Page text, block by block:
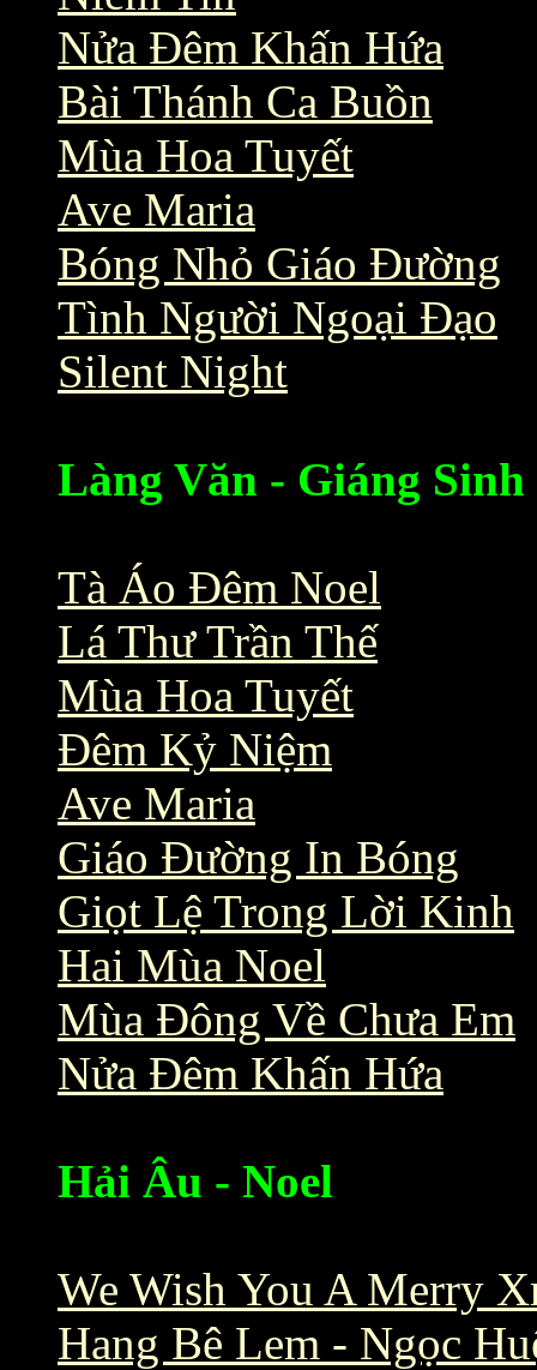
Nửa Đêm Khấn Hứa
Bài Thánh Ca Buồn
Mùa Hoa Tuyết
Ave Maria
Bóng Nhỏ Giáo Đường
Tình Người Ngoại Đạo
Silent Night
Làng Văn - Giáng Sinh
Tà Áo Đêm Noel
Lá Thư Trần Thế
Mùa Hoa Tuyết
Đêm Kỷ Niệm
Ave Maria
Giáo Đường In Bóng
Giọt Lệ Trong Lời Kinh
Hai Mùa Noel
Mùa Đông Về Chưa Em
Nửa Đêm Khấn Hứa
Hải Âu - Noel
We Wish You A Merry
Hang Bê Lem - Ngọc